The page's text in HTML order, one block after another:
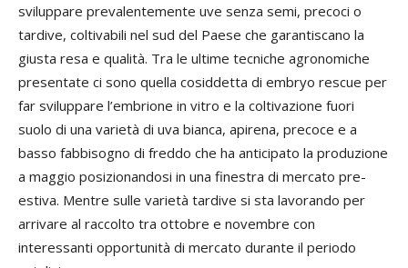
sviluppare prevalentemente uve senza semi, precoci o
tardive, coltivabili nel sud del Paese che garantiscano la
giusta resa e qualità. Tra le ultime tecniche agronomiche
presentate ci sono quella cosiddetta di embryo rescue per
far sviluppare l’embrione in vitro e la coltivazione fuori
suolo di una varietà di uva bianca, apirena, precoce e a
basso fabbisogno di freddo che ha anticipato la produzione
a maggio posizionandosi in una finestra di mercato pre-
estiva. Mentre sulle varietà tardive si sta lavorando per
arrivare al raccolto tra ottobre e novembre con
interessanti opportunità di mercato durante il periodo